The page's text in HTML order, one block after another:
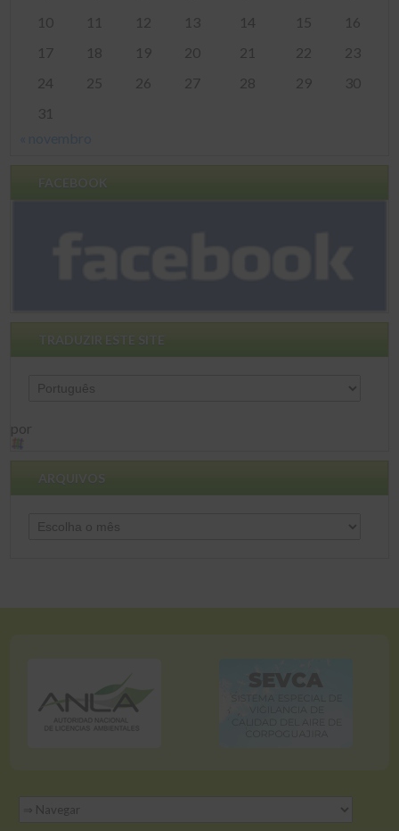
10
11 12 13 14 15
16
17
18 19 20 21 22
23
24
25 26 27 28 29
30
31
FACEBOOK
TRADUZIR ESTE SITE
por
ARQUIVOS